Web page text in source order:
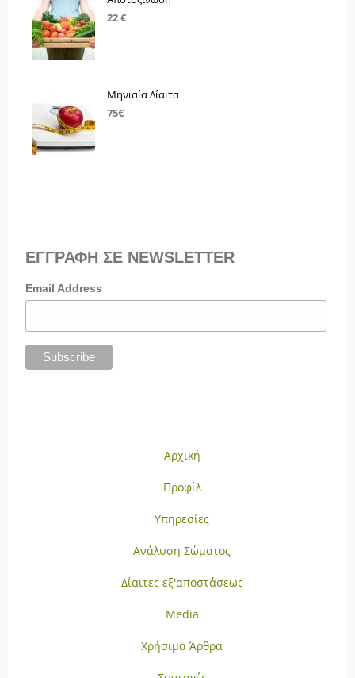
22 €
Μηνιαία Δίαιτα
75€
ΕΓΓΡΑΦΗ ΣΕ NEWSLETTER
Email Address
Αρχική
Προφίλ
Υπηρεσίες
Ανάλυση Σώματος
Δίαιτες εξ'αποστάσεως
Media
Χρήσιμα Άρθρα